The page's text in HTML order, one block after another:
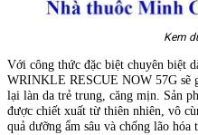
Kem
Với công thức đặc biệt chuyên biệt
WRINKLE RESCUE NOW 57G sẽ
lại làn da trẻ trung, căng mịn. Sản
được chiết xuất từ thiên nhiên, vô
quả dưỡng ẩm sâu và chống lão hóa